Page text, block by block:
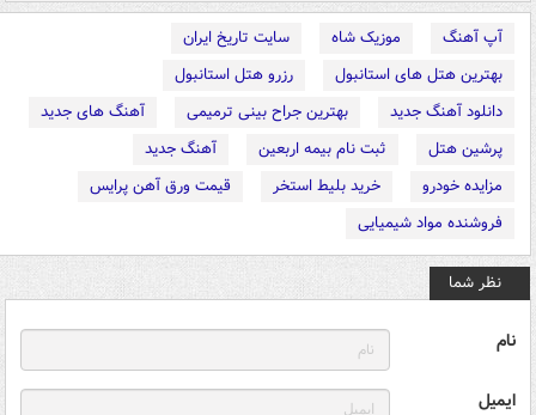
آپ آهنگ موزیک شاه
سایت تاریخ ایران
بهترین هتل های استانبول
رزرو هتل استانبول
دانلود آهنگ جدید
بهترین جراح بینی ترمیمی
آهنگ های جدید
پرشین هتل
ثبت نام بیمه اربعین
آهنگ جدید
مزایده خودرو
خرید بلیط استخر
قیمت ورق آهن پرایس
فروشنده مواد شیمیایی
نظر شما
نام
ایمیل